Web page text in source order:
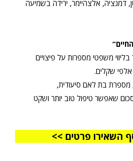
דמנציה, אלצהיימר, ירידה בשמיעה
משפטי מספרות על פיצויים
שקלים.
שאפשר טיפול טוב יותר ושקט
השאירו פרטים >>